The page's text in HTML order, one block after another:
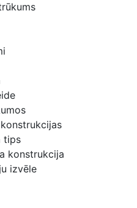
tips
konstrukcija
izvēle